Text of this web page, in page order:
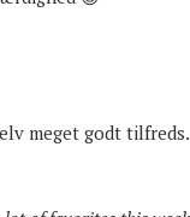
meget godt